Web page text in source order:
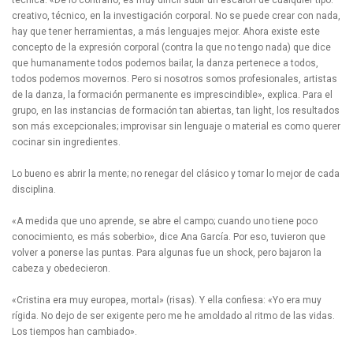
creativo, técnico, en la investigación corporal. No se puede crear con nada,
hay que tener herramientas, a más lenguajes mejor. Ahora existe este
concepto de la expresión corporal (contra la que no tengo nada) que dice
que humanamente todos podemos bailar, la danza pertenece a todos,
todos podemos movernos. Pero si nosotros somos profesionales, artistas
de la danza, la formación permanente es imprescindible», explica. Para el
grupo, en las instancias de formación tan abiertas, tan light, los resultados
son más excepcionales; improvisar sin lenguaje o material es como querer
cocinar sin ingredientes.
Lo bueno es abrir la mente; no renegar del clásico y tomar lo mejor de cada
disciplina.
«A medida que uno aprende, se abre el campo; cuando uno tiene poco
conocimiento, es más soberbio», dice Ana García. Por eso, tuvieron que
volver a ponerse las puntas. Para algunas fue un shock, pero bajaron la
cabeza y obedecieron.
«Cristina era muy europea, mortal» (risas). Y ella confiesa: «Yo era muy
rígida. No dejo de ser exigente pero me he amoldado al ritmo de las vidas.
Los tiempos han cambiado».